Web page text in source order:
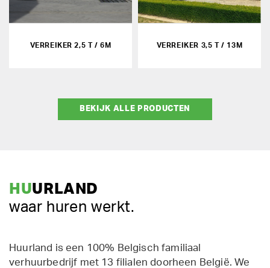
VERREIKER 2,5 T / 6M VERREIKER 3,5 T / 13M
BEKIJK ALLE PRODUCTEN
HUURLAND
waar huren werkt.
Huurland is een 100% Belgisch familiaal
verhuurbedrijf met 13 filialen doorheen België. We